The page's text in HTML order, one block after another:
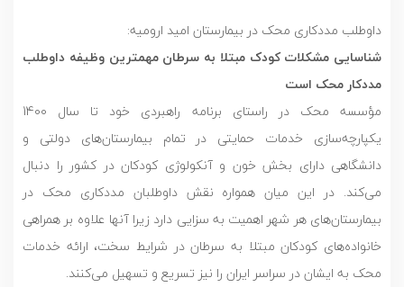
داوطلب مددکاری محک در بیمارستان امید ارومیه:
شناسایی مشکلات کودک مبتلا به سرطان مهمترین وظیفه داوطلب
مددکار محک است
مؤسسه محک در راستای برنامه راهبردی خود تا سال 1400
یکپارچه‌سازی خدمات حمایتی در تمام بیمارستان‌های دولتی و
دانشگاهی دارای بخش خون و آنکولوژی کودکان در کشور را دنبال
می‌کند. در این میان همواره نقش داوطلبان مددکاری محک در
بیمارستان‌های هر شهر اهمیت به سزایی دارد زیرا آنها علاوه بر همراهی
خانواده‌های کودکان مبتلا به سرطان در شرایط سخت، ارائه خدمات
محک به ایشان در سراسر ایران را نیز تسریع و تسهیل می‌کنند.